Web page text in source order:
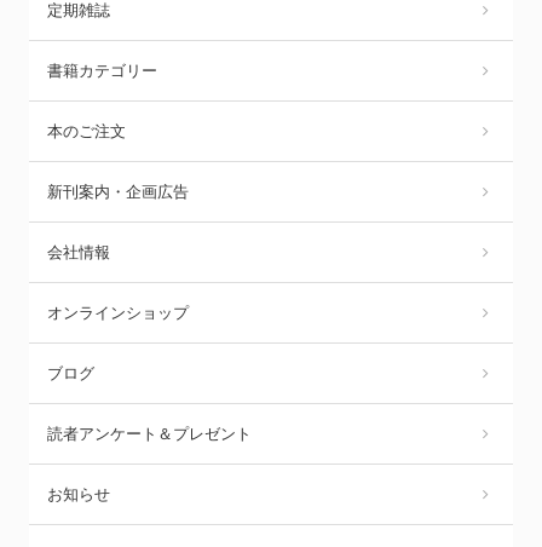
定期雑誌
書籍カテゴリー
本のご注文
新刊案内・企画広告
会社情報
オンラインショップ
ブログ
読者アンケート＆プレゼント
お知らせ